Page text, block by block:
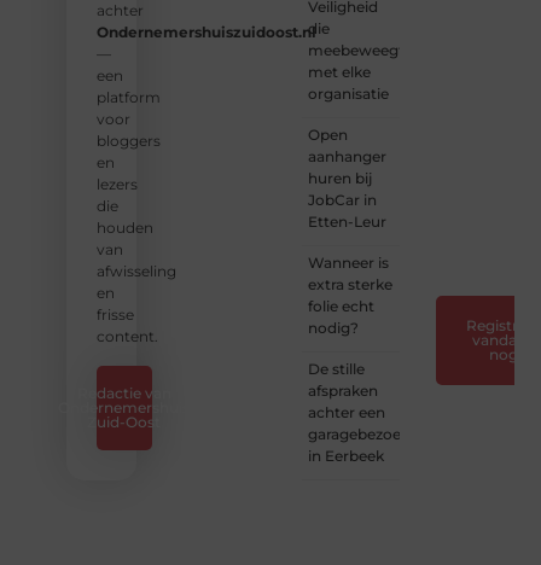
achter
Ondernemershuiszuidoost.nl
—
een
platform
voor
bloggers
en
lezers
die
houden
van
afwisseling
en
frisse
content.
Redactie van
Ondernemershuis
Zuid-Oost
Veiligheid
die
meebeweegt
met elke
organisatie
Open
aanhanger
huren bij
JobCar in
Etten-Leur
Wanneer is
extra sterke
folie echt
nodig?
De stille
afspraken
achter een
garagebezoek
in Eerbeek
Registreer
vandaag
nog